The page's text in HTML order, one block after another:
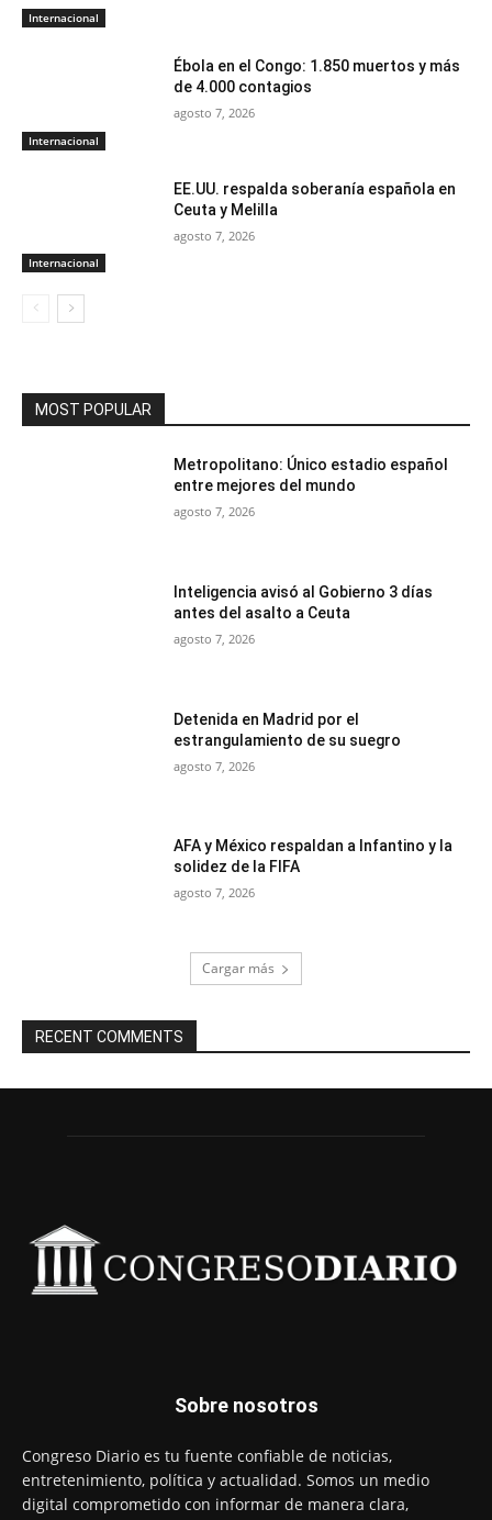
Internacional
Internacional
Ébola en el Congo: 1.850 muertos y más
de 4.000 contagios
agosto 7, 2026
Internacional
EE.UU. respalda soberanía española en
Ceuta y Melilla
agosto 7, 2026
MOST POPULAR
Metropolitano: Único estadio español
entre mejores del mundo
agosto 7, 2026
Inteligencia avisó al Gobierno 3 días
antes del asalto a Ceuta
agosto 7, 2026
Detenida en Madrid por el
estrangulamiento de su suegro
agosto 7, 2026
AFA y México respaldan a Infantino y la
solidez de la FIFA
agosto 7, 2026
Cargar más
RECENT COMMENTS
Sobre nosotros
Congreso Diario es tu fuente confiable de noticias,
entretenimiento, política y actualidad. Somos un medio
digital comprometido con informar de manera clara,